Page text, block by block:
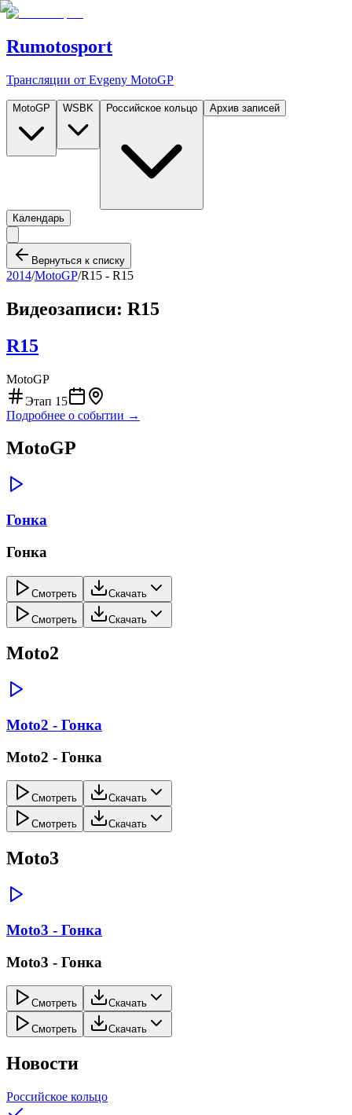
Rumotosport
Трансляции от Evgeny MotoGP
MotoGP WSBK Российское кольцо Архив записей
Календарь
Вернуться к списку
2014/MotoGP/R15 - R15
Видеозаписи: R15
R15
MotoGP
Этап 15
Подробнее о событии →
MotoGP
Гонка
Гонка
Смотреть Скачать
Смотреть Скачать
Moto2
Moto2 - Гонка
Moto2 - Гонка
Смотреть Скачать
Смотреть Скачать
Moto3
Moto3 - Гонка
Moto3 - Гонка
Смотреть Скачать
Смотреть Скачать
Новости
Российское кольцо